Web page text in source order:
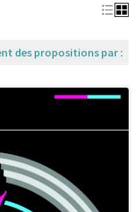
des propositions par :